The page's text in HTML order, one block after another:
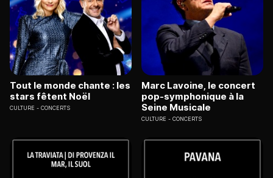
Tout le monde chante : les
stars fêtent Noël
CULTURE CONCERTS
Marc Lavoine, le concert
pop-symphonique à la
Seine Musicale
CULTURE CONCERTS